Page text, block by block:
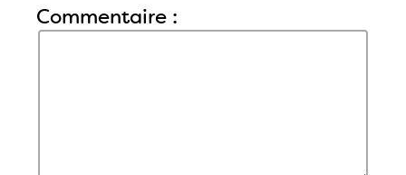
Commentaire :